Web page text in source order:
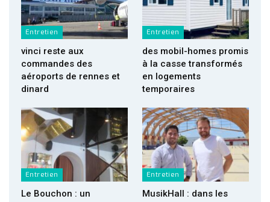
Entretien
vinci reste aux
commandes des
aéroports de rennes et
dinard
Entretien
des mobil-homes promis
à la casse transformés
en logements
temporaires
Entretien
Le Bouchon : un
Entretien
MusikHall : dans les